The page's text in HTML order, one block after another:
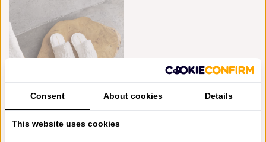
ABYSS HABIDECOR LODGE
Consent About cookies Details
This website uses cookies